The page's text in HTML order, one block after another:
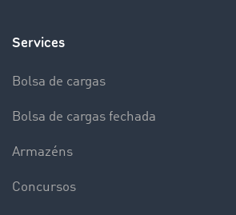
Services
Bolsa de cargas
Bolsa de cargas fechada
Armazéns
Concursos